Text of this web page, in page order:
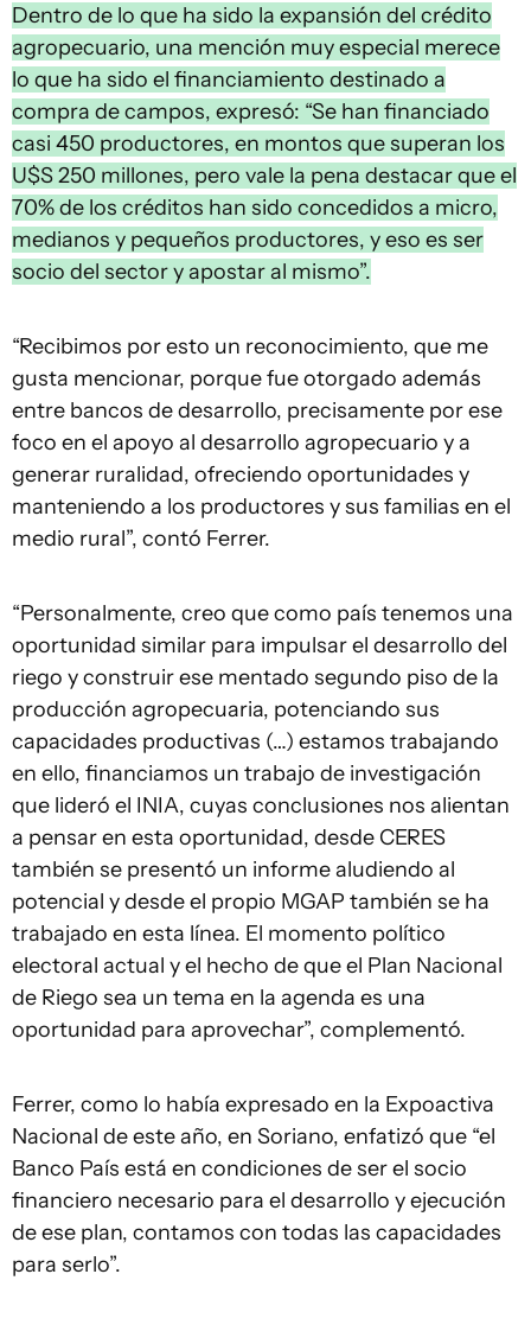
Dentro de lo que ha sido la expansión del crédito
agropecuario, una mención muy especial merece
lo que ha sido el financiamiento destinado a
compra de campos, expresó: “Se han financiado
casi 450 productores, en montos que superan los
U$S 250 millones, pero vale la pena destacar que el
70% de los créditos han sido concedidos a micro,
medianos y pequeños productores, y eso es ser
socio del sector y apostar al mismo”.
“Recibimos por esto un reconocimiento, que me
gusta mencionar, porque fue otorgado además
entre bancos de desarrollo, precisamente por ese
foco en el apoyo al desarrollo agropecuario y a
generar ruralidad, ofreciendo oportunidades y
manteniendo a los productores y sus familias en el
medio rural”, contó Ferrer.
“Personalmente, creo que como país tenemos una
oportunidad similar para impulsar el desarrollo del
riego y construir ese mentado segundo piso de la
producción agropecuaria, potenciando sus
capacidades productivas (…) estamos trabajando
en ello, financiamos un trabajo de investigación
que lideró el INIA, cuyas conclusiones nos alientan
a pensar en esta oportunidad, desde CERES
también se presentó un informe aludiendo al
potencial y desde el propio MGAP también se ha
trabajado en esta línea. El momento político
electoral actual y el hecho de que el Plan Nacional
de Riego sea un tema en la agenda es una
oportunidad para aprovechar”, complementó.
Ferrer, como lo había expresado en la Expoactiva
Nacional de este año, en Soriano, enfatizó que “el
Banco País está en condiciones de ser el socio
financiero necesario para el desarrollo y ejecución
de ese plan, contamos con todas las capacidades
para serlo”.